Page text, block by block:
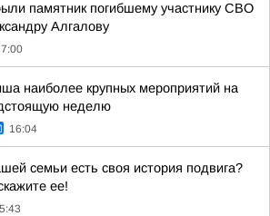
памятник погибшему участнику СВО
Алгалову
наиболее крупных мероприятий на
неделю
16:04
семьи есть своя история подвига?
ее!